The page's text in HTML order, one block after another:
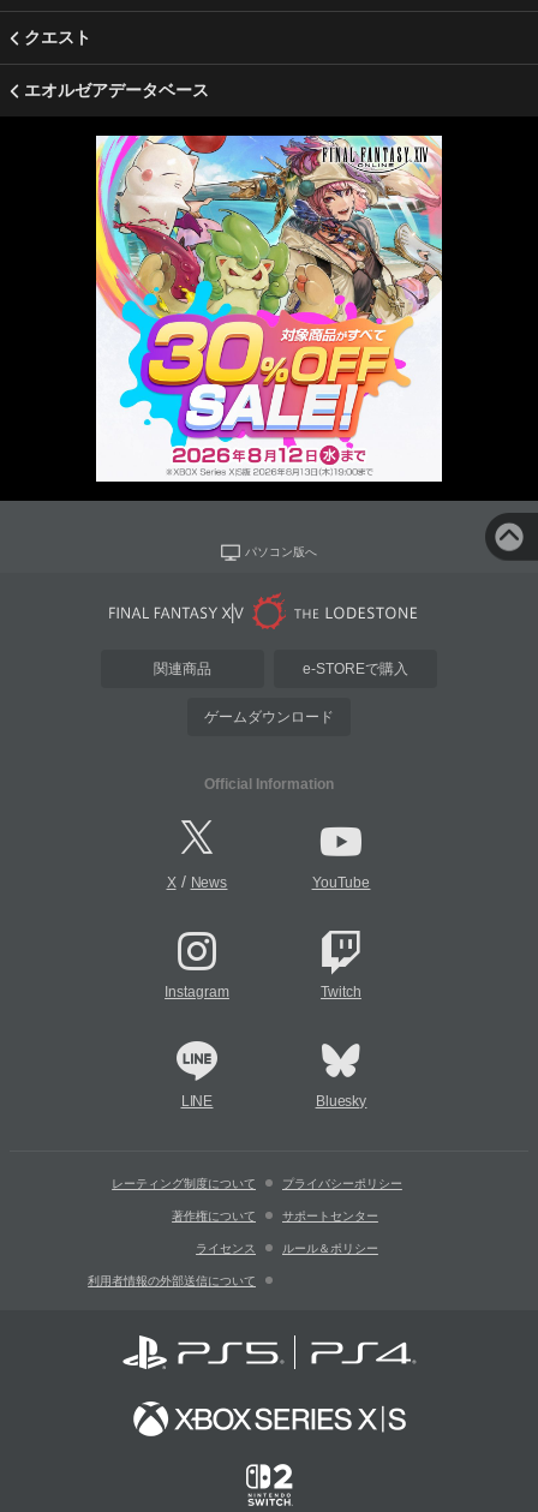
クエスト
エオルゼアデータベース
パソコン版へ
関連商品 e-STOREで購入
ゲームダウンロード
Official Information
X/ News YouTube
Instagram Twitch
LINE Bluesky
レーティング制度について プライバシーポリシー
著作権について サポートセンター
ライセンス ルール＆ポリシー
利用者情報の外部送信について